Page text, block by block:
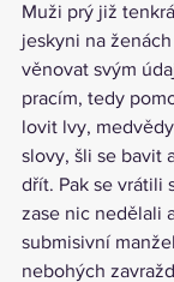
Muži prý již
jeskyni na
věnovat svým
pracím, tedy
lovit lvy,
slovy, šli se bavit
dřít. Pak se vrátili
zase nic nedělali
submisivní
nebohých